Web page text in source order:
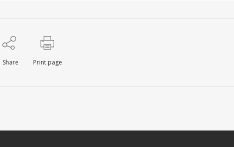
Share Print page